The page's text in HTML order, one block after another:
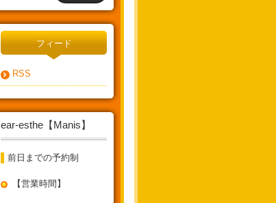
フィード
RSS
ear-esthe【Manis】
前日までの予約制
【営業時間】